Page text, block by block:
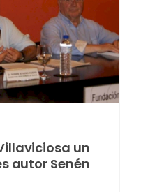
un
autor Senén